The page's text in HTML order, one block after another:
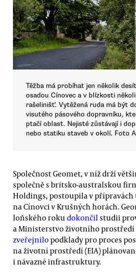
Těžba má probíhat jen několik
osadou Cínovec a v blízkosti
rašelinišť. Vytěžená ruda má být
visutého pásového dopravníku,
ptačí oblast. Nejisté zůstávají i
nebo statiku staveb v okolí. Foto
Společnost Geomet, v níž drží
společně s britsko-australskou
Holdings, postoupila v
na Cínovci v Krušných horách.
loňského roku dokončil studii
a Ministerstvo životního
zveřejnilopodklady pro proces
na životní prostředí (EIA)
i návazné infrastruktury.